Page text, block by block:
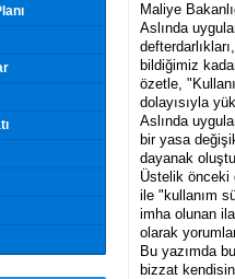
Maliye
Aslında
bildiğimiz
özetle,
dolayısıyla
Aslında
bir yasa
dayanak
Üstelik önceki
ile "kullanım
imha olunan
olarak
Bu yazımda
bizzat